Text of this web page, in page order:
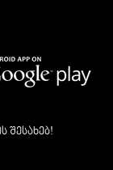
შესახებ!